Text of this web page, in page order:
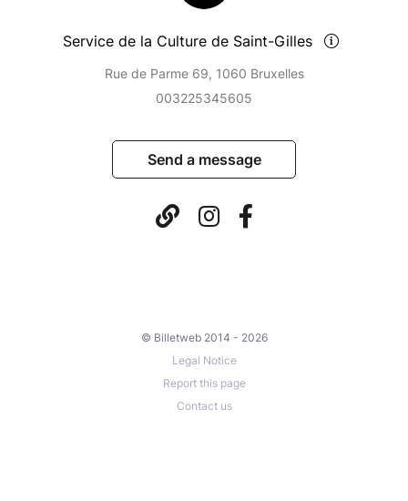
Service de la Culture de Saint-Gilles
Rue de Parme 69, 1060 Bruxelles
003225345605
Send a message
© Billetweb 2014 - 2026
Legal Notice
Report this page
Contact us